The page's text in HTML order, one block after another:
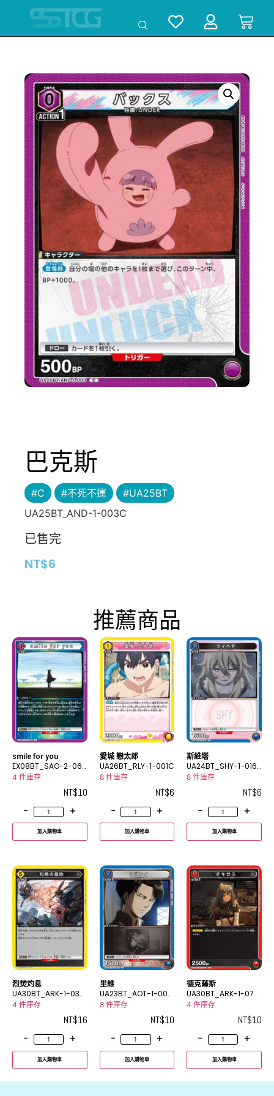
巴克斯
#C #不死不運
#UA25BT
UA25BT_AND-1-003C
已售完
NT$6
推薦商品
smile for you
EX08BT_SAO-2-060
U
4 件庫存
NT$10
-
+
加入購物車
愛城 戀太郎
UA26BT_RLY-1-001C
8 件庫存
NT$6
-
+
加入購物車
斯維塔
UA24BT_SHY-1-016
C
8 件庫存
NT$6
-
+
加入購物車
烈焚灼息
UA30BT_ARK-1-030
U
4 件庫存
NT$16
-
+
加入購物車
里維
UA23BT_AOT-1-007
C
8 件庫存
NT$10
-
+
加入購物車
德克薩斯
UA30BT_ARK-1-074
U
4 件庫存
NT$10
-
+
加入購物車